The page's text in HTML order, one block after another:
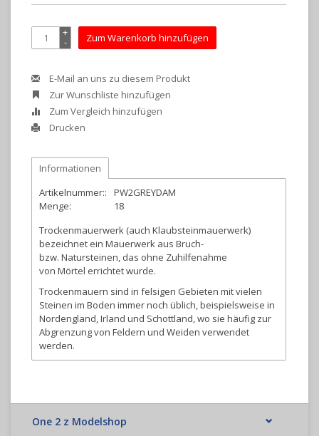
+
- Zum Warenkorb hinzufügen
E-Mail an uns zu diesem Produkt
Zur Wunschliste hinzufügen
Zum Vergleich hinzufügen
Drucken
Informationen
Artikelnummer::
PW2GREYDAM
Menge:
18
Trockenmauerwerk (auch Klaubsteinmauerwerk)
bezeichnet ein Mauerwerk aus Bruch-
bzw. Natursteinen, das ohne Zuhilfenahme
von Mörtel errichtet wurde.
Trockenmauern sind in felsigen Gebieten mit vielen
Steinen im Boden immer noch üblich, beispielsweise in
Nordengland, Irland und Schottland, wo sie häufig zur
Abgrenzung von Feldern und Weiden verwendet
werden.
One 2 z Modelshop